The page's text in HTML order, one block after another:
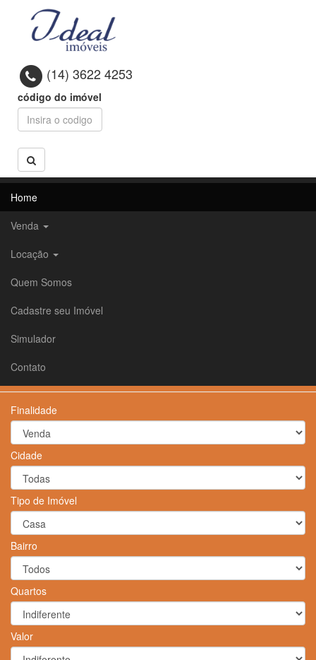
(14) 3622 4253
código do imóvel
Home
Venda
Locação
Quem Somos
Cadastre seu Imóvel
Simulador
Contato
Finalidade
Cidade
Tipo de Imóvel
Bairro
Quartos
Valor